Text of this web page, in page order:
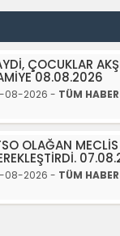
ÇOCUKLAR
08.08.2026
08-2026 - TÜM
OLAĞAN
08-2026 - TÜM